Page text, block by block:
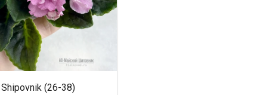
(26-38)